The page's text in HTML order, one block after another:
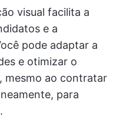
visual facilita a
e a
pode adaptar a
e otimizar o
mesmo ao contratar
para